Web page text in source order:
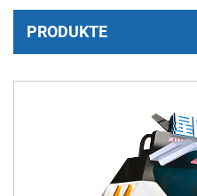
PRODUKTE